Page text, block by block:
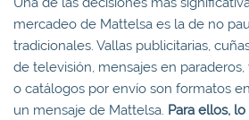
mercadeo de Mattelsa es la de no
tradicionales. Vallas publicitarias,
de televisión, mensajes en
o catálogos por envío son formatos
un mensaje de Mattelsa. Para ellos,